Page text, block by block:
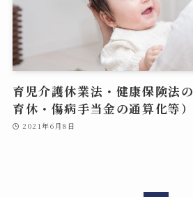
育児介護休業法・健康保険法
育休・傷病手当金の通算化等）
2021年6月8日